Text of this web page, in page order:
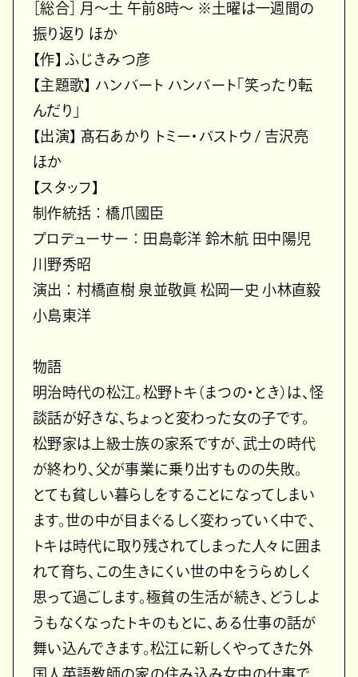
［総合］ 月～土 午前8時～ ※土曜は一週間の
振り返り ほか
【作】 ふじきみつ彦
【主題歌】 ハンバート ハンバート「笑ったり転
んだり」
【出演】 髙石あかり トミー・バストウ / 吉沢亮
ほか
【スタッフ】
制作統括 ： 橋爪國臣
プロデューサー ： 田島彰洋 鈴木航 田中陽児
川野秀昭
演出 ： 村橋直樹 泉並敬眞 松岡一史 小林直毅
小島東洋
物語
明治時代の松江。松野トキ（まつの・とき）は、怪
談話が好きな、ちょっと変わった女の子です。
松野家は上級士族の家系ですが、武士の時代
が終わり、父が事業に乗り出すものの失敗。
とても貧しい暮らしをすることになってしまい
ます。世の中が目まぐるしく変わっていく中で、
トキは時代に取り残されてしまった人々に囲ま
れて育ち、この生きにくい世の中をうらめしく
思って過ごします。極貧の生活が続き、どうしよ
うもなくなったトキのもとに、ある仕事の話が
舞い込んできます。松江に新しくやってきた外
国人英語教師の家の住み込み女中の仕事で